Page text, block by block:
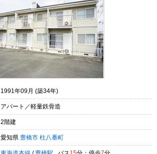
1991年09月 (築34年)
アパート／軽量鉄骨造
2階建
愛知県 豊橋市 柱八番町